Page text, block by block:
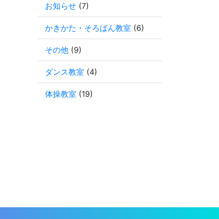
お知らせ (7)
かきかた・そろばん教室 (6)
その他 (9)
ダンス教室 (4)
体操教室 (19)